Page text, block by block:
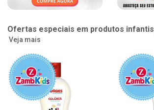
Ofertas especiais em produtos infantis
Veja mais